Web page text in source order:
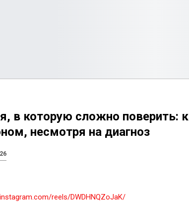
в которую сложно поверить:
несмотря на диагноз
reels/DWDHNQZoJaK/